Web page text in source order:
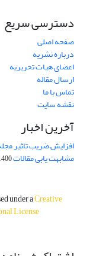
دسترسی سریع
صفحه اصلی
درباره نشریه
اعضای هیات تحریریه
ارسال مقاله
تماس با ما
نقشه سایت
آخرین اخبار
افزایش ضریب تاثیر
مشابهت یابی مقالات08-11
under aCreative
License